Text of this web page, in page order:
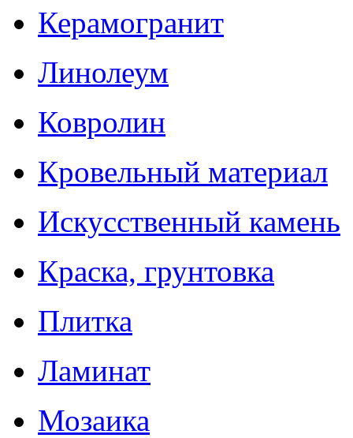
Керамогранит
Линолеум
Ковролин
Кровельный материал
Искусственный камень
Краска, грунтовка
Плитка
Ламинат
Мозаика